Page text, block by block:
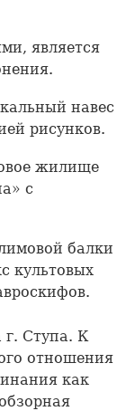
является
навес
рисунков.
жилище
с
балки
культовых
г. Ступа. К
отношения
как